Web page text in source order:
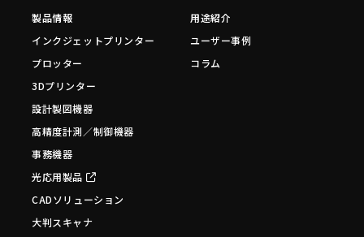
製品情報
インクジェットプリンター
プロッター
3Dプリンター
設計製図機器
高精度計測／制御機器
事務機器
光応用製品
CADソリューション
大判スキャナ
用途紹介
ユーザー事例
コラム